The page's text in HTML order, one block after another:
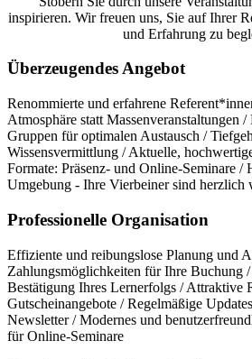
inspirieren. Wir freuen uns, Sie auf Ihrer
und Erfahrung zu
Überzeugendes Angebot
Renommierte und erfahrene
Atmosphäre statt Massenveranstaltungen
Gruppen für optimalen Austausch /
Wissensvermittlung / Aktuelle,
Formate: Präsenz- und Online-Seminare /
Umgebung - Ihre Vierbeiner sind herzlich
Professionelle Organisation
Effiziente und reibungslose Planung und
Zahlungsmöglichkeiten für Ihre Buchung
Bestätigung Ihres Lernerfolgs / Attraktive
Gutscheinangebote / Regelmäßige
Newsletter / Modernes und
für Online-Seminare